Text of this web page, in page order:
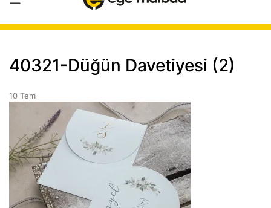
40321-Düğün Davetiyesi (2)
10 Tem